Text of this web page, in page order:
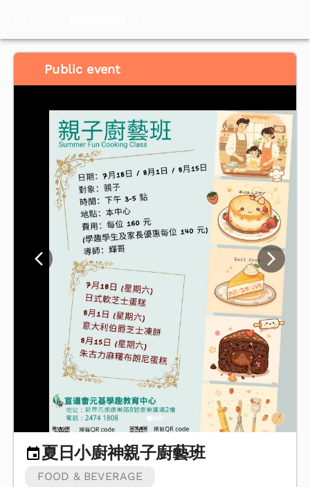
Public event
夏日小廚神親子廚藝班
FOOD & BEVERAGE